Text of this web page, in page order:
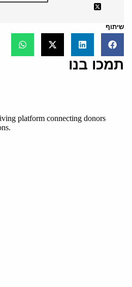
שיתוף
תמכו בנו